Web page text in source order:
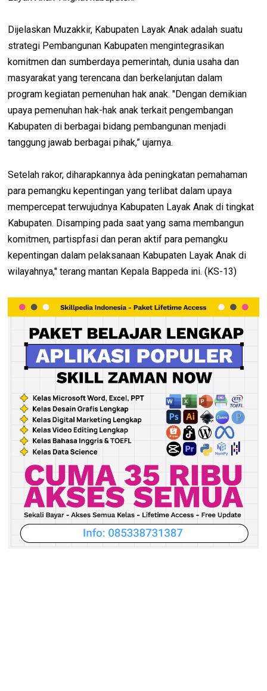
Dijelaskan Muzakkir, Kabupaten Layak Anak adalah suatu
strategi Pembangunan Kabupaten mengintegrasikan
komitmen dan sumberdaya pemerintah, dunia usaha dan
masyarakat yang terencana dan berkelanjutan dalam
program kegiatan pemenuhan hak anak. "Dengan demikian
upaya pemenuhan hak-hak anak terkait pengembangan
Kabupaten di berbagai bidang pembangunan menjadi
tanggung jawab berbagai pihak,” ujarnya.
Setelah rakor, diharapkannya àda peningkatan pemahaman
para pemangku kepentingan yang terlibat dalam upaya
mempercepat terwujudnya Kabupaten Layak Anak di tingkat
Kabupaten. Disamping pada saat yang sama membangun
komitmen, partispfasi dan peran aktif para pemangku
kepentingan dalam pelaksanaan Kabupaten Layak Anak di
wilayahnya," terang mantan Kepala Bappeda ini. (KS-13)